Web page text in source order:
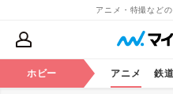
アニメ・特撮など
ホビー アニメ 鉄道